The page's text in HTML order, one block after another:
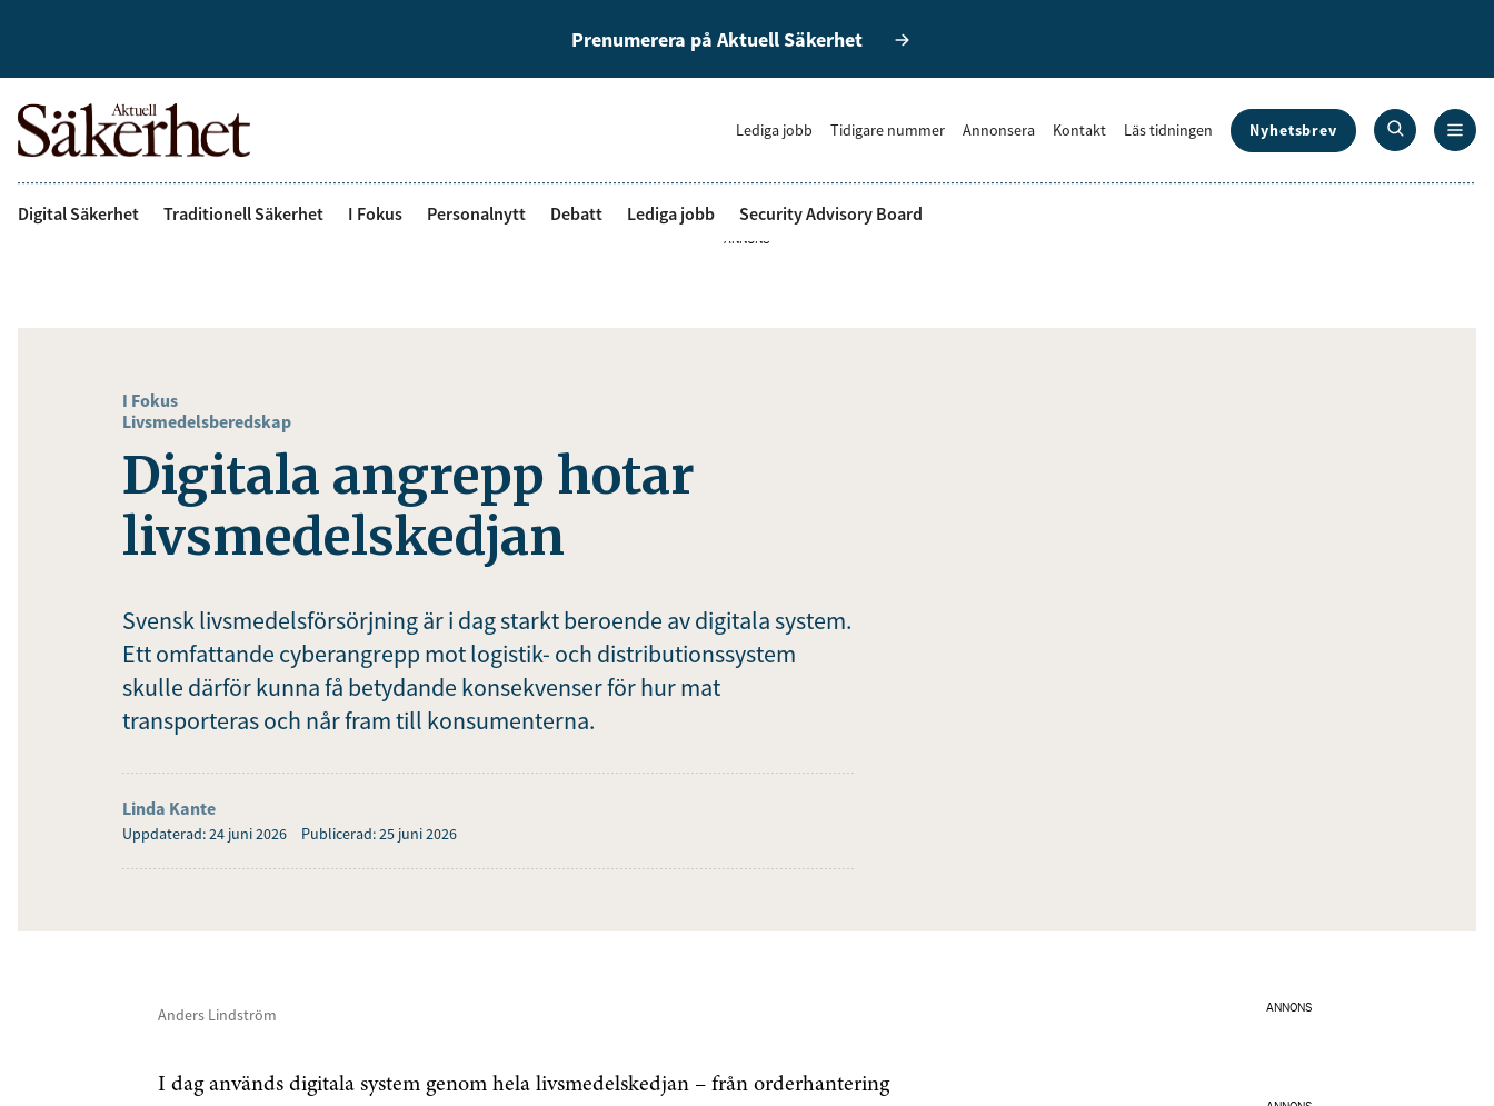
Prenumerera på Aktuell Säkerhet
Lediga jobb Tidigare nummer Annonsera Kontakt Läs tidningen Nyhetsbrev
Digital Säkerhet Traditionell Säkerhet I Fokus Personalnytt Debatt Lediga jobb Security Advisory Board
ANNONS
I Fokus
Livsmedelsberedskap
Digitala angrepp hotar
livsmedelskedjan
Svensk livsmedelsförsörjning är i dag starkt beroende av digitala system.
Ett omfattande cyberangrepp mot logistik- och distributionssystem
skulle därför kunna få betydande konsekvenser för hur mat
transporteras och når fram till konsumenterna.
Linda Kante
Uppdaterad: 24 juni 2026 Publicerad: 25 juni 2026
Anders Lindström
I dag används digitala system genom hela livsmedelskedjan – från orderhantering
ANNONS